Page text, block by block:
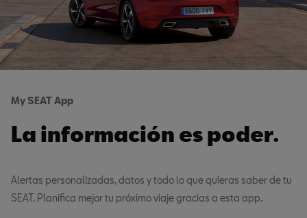
My SEAT App
La información es poder.
Alertas personalizadas, datos y todo lo que quieras saber de tu
SEAT. Planifica mejor tu próximo viaje gracias a esta app.